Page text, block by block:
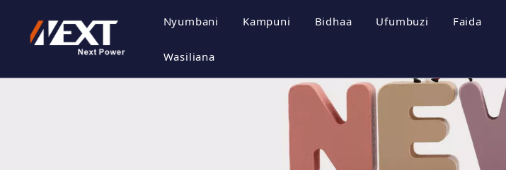
Nyumbani Kampuni
Utamaduni wa Kampuni
Heshima ya Cheti
Mtindo wa Kampuni
Bidhaa
Inverter ya Photovoltaic
Mfumo wa Photovoltaic
Ufumbuzi Faida
Wasiliana